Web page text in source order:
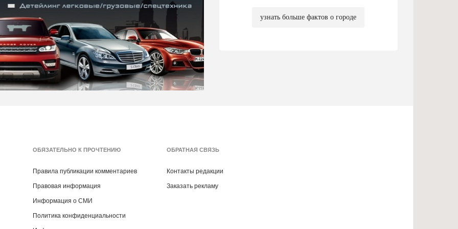
узнать больше фактов о городе
ОБЯЗАТЕЛЬНО К ПРОЧТЕНИЮ
Правила публикации комментариев
Правовая информация
Информация о СМИ
Политика конфиденциальности
ОБРАТНАЯ СВЯЗЬ
Контакты редакции
Заказать рекламу